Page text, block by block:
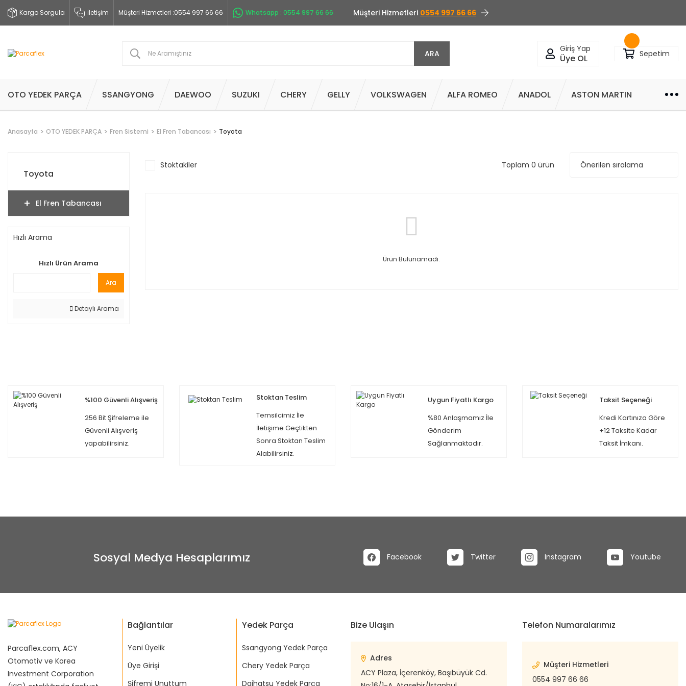
Kargo Sorgula İletişim Müşteri Hizmetleri :0554 997 66 66 Whatsapp : 0554 997 66 66 Müşteri Hizmetleri 0554 997 66 66
ARA Giriş Yap
Üye OL Sepetim
OTO YEDEK PARÇA SSANGYONG DAEWOO SUZUKI CHERY GELLY VOLKSWAGEN ALFA ROMEO ANADOL ASTON MARTIN
Anasayfa OTO YEDEK PARÇA Fren Sistemi El Fren Tabancası Toyota
Toyota
El Fren Tabancası
Hızlı Arama
Hızlı Ürün Arama
Ara
Detaylı Arama
Stoktakiler Toplam 0 ürün
Ürün Bulunamadı.
%100 Güvenli Alışveriş
256 Bit Şifreleme ile
Güvenli Alışveriş
yapabilirsiniz.
Stoktan Teslim
Temsilcimiz İle
İletişime Geçtikten
Sonra Stoktan Teslim
Alabilirsiniz.
Uygun Fiyatlı Kargo
%80 Anlaşmamız İle
Gönderim
Sağlanmaktadır.
Taksit Seçeneği
Kredi Kartınıza Göre
+12 Taksite Kadar
Taksit İmkanı.
Sosyal Medya Hesaplarımız Facebook Twitter Instagram Youtube
Parcaflex.com, ACY
Otomotiv ve Korea
Investment Corporation
Bağlantılar
Yeni Üyelik
Üye Girişi
Şifremi Unuttum
Yedek Parça
Ssangyong Yedek Parça
Chery Yedek Parça
Daihatsu Yedek Parça
Bize Ulaşın
Adres
ACY Plaza, İçerenköy, Başıbüyük Cd.
Telefon Numaralarımız
Müşteri Hizmetleri
0554 997 66 66